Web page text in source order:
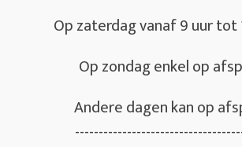
Op zaterdag vanaf 9 uur tot
Op zondag enkel op
Andere dagen kan op